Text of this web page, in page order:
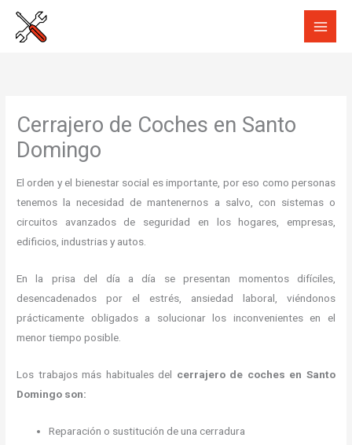
Cerrajero de Coches en Santo
Domingo
El orden y el bienestar social es importante, por eso como personas
tenemos la necesidad de mantenernos a salvo, con sistemas o
circuitos avanzados de seguridad en los hogares, empresas,
edificios, industrias y autos.
En la prisa del día a día se presentan momentos difíciles,
desencadenados por el estrés, ansiedad laboral, viéndonos
prácticamente obligados a solucionar los inconvenientes en el
menor tiempo posible.
Los trabajos más habituales del cerrajero de coches en Santo
Domingo son:
Reparación o sustitución de una cerradura